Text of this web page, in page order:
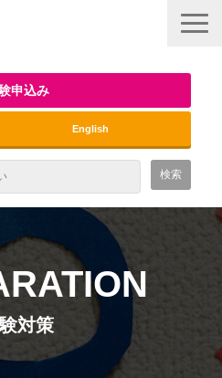
申込み
English
概要
のメリット
対策
対策